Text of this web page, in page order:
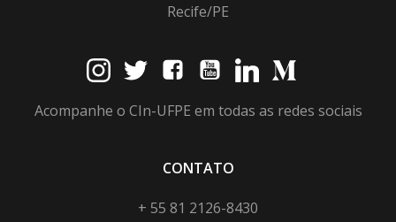
Recife/PE
Acompanhe o CIn-UFPE em todas as redes sociais
CONTATO
+ 55 81 2126-8430